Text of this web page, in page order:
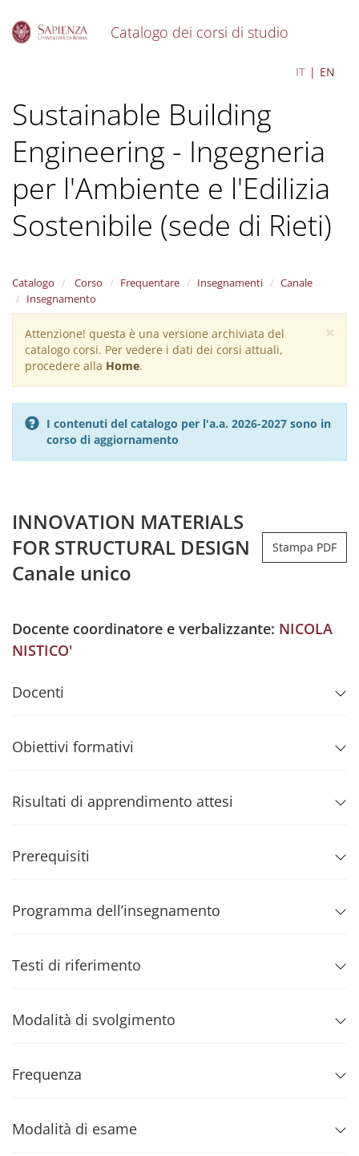
Catalogo dei corsi di studio
IT EN
Sustainable Building
Engineering - Ingegneria
per l'Ambiente e l'Edilizia
Sostenibile (sede di Rieti)
Catalogo Corso Frequentare Insegnamenti
Canale
Insegnamento
×
Warning
message
Attenzione! questa è una versione archiviata del
catalogo corsi. Per vedere i dati dei corsi attuali,
procedere alla Home.
I contenuti del catalogo per l'a.a. 2026-2027 sono in
corso di aggiornamento
INNOVATION MATERIALS
FOR STRUCTURAL DESIGN
Canale unico
Stampa PDF
Docente coordinatore e verbalizzante: NICOLA
NISTICO'
Docenti
Obiettivi formativi
Risultati di apprendimento attesi
Prerequisiti
Programma dell’insegnamento
Testi di riferimento
Modalità di svolgimento
Frequenza
Modalità di esame